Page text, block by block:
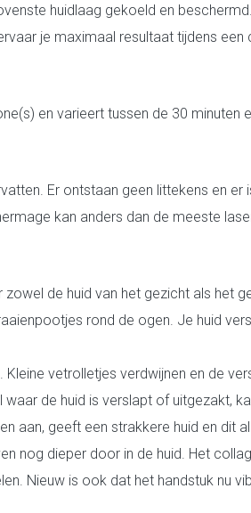
huidlaag gekoeld en
je maximaal resultaat tijdens
en varieert tussen de 30 minuten
Er ontstaan geen littekens en
kan anders dan de meeste
de huid van het gezicht als het
rond de ogen. Je huid
Kleine vetrolletjes verdwijnen en de
waar de huid is verslapt of uitgezakt,
aan, geeft een strakkere huid en dit
nog dieper door in de huid. Het
Nieuw is ook dat het handstuk nu